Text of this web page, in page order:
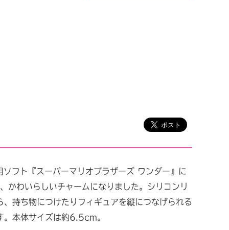
ト『スーパーマリオブラザーズ ワンダー』に
かわいらしいチャームになりました。シリコンリ
、持ち物につけたりフィギュアを縦につなげられる
。本体サイズは約6.5cm。